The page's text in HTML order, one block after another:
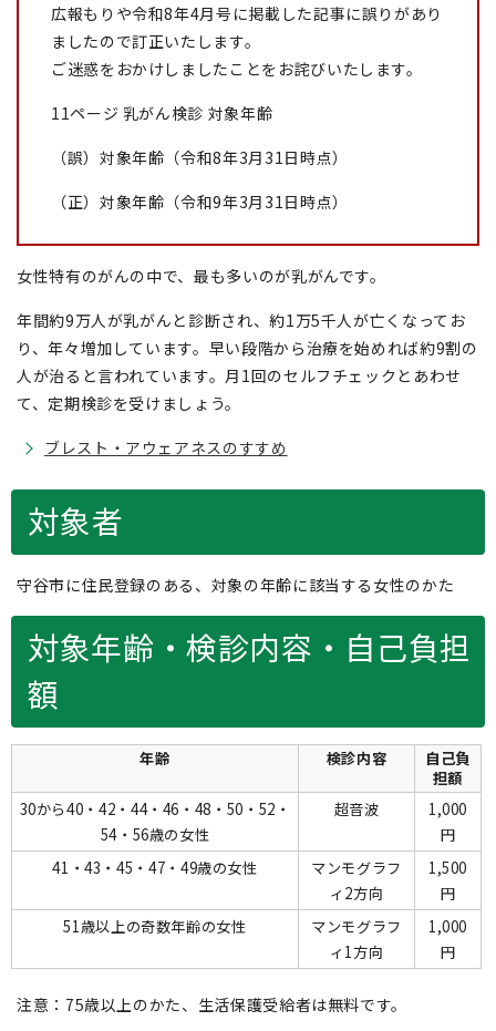
広報もりや令和8年4月号に掲載した記事に誤りがあり
ましたので訂正いたします。
ご迷惑をおかけしましたことをお詫びいたします。
11ページ 乳がん検診 対象年齢
（誤）対象年齢（令和8年3月31日時点）
（正）対象年齢（令和9年3月31日時点）
女性特有のがんの中で、最も多いのが乳がんです。
年間約9万人が乳がんと診断され、約1万5千人が亡くなってお
り、年々増加しています。早い段階から治療を始めれば約9割の
人が治ると言われています。月1回のセルフチェックとあわせ
て、定期検診を受けましょう。
ブレスト・アウェアネスのすすめ
対象者
守谷市に住民登録のある、対象の年齢に該当する女性のかた
対象年齢・検診内容・自己負担
額
年齢 検診内容
自己負
担額
30から40・42・44・46・48・50・52・
54・56歳の女性
超音波
1,000
円
41・43・45・47・49歳の女性
マンモグラフ
ィ2方向
1,500
円
51歳以上の奇数年齢の女性
マンモグラフ
ィ1方向
1,000
円
注意：75歳以上のかた、生活保護受給者は無料です。